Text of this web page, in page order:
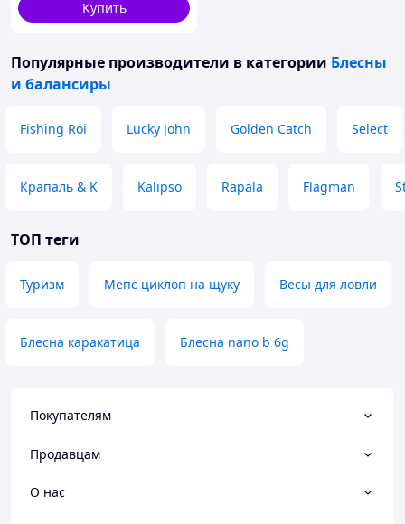
Купить
Популярные производители в категории Блесны
и балансиры
Fishing Roi Lucky John Golden Catch Select
Крапаль & K Kalipso Rapala Flagman
ТОП теги
Туризм Мепс циклоп на щуку Весы для ловли
Блесна каракатица Блесна nano b 6g
Покупателям
Продавцам
О нас